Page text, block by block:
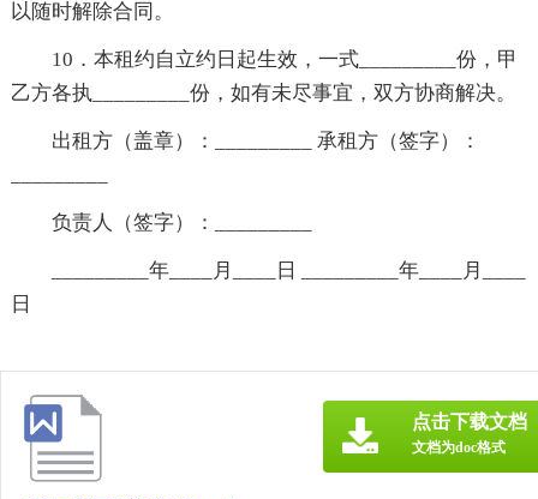
以随时解除合同。
10．本租约自立约日起生效，一式_________份，甲
乙方各执_________份，如有未尽事宜，双方协商解决。
出租方（盖章）：_________ 承租方（签字）：
负责人（签字）：_________
_________年____月____日 _________年____月____
日
点击下载文档
文档为doc格式